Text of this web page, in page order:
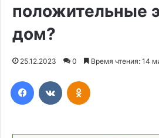
положительные
дом?
25.12.2023 0 Время чтения: 14